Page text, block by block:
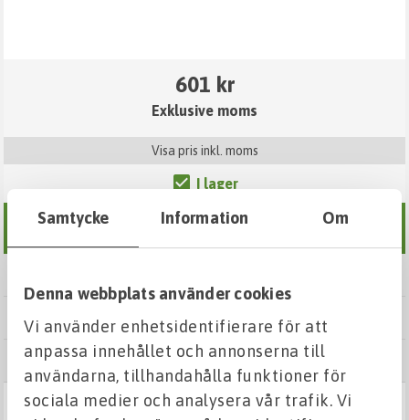
Samtycke Information Om
Denna webbplats använder cookies
Vi använder enhetsidentifierare för att
anpassa innehållet och annonserna till
användarna, tillhandahålla funktioner för
sociala medier och analysera vår trafik. Vi
601 kr
Exklusive moms
Visa pris inkl. moms
I lager
Dela produkt
Skriv ut